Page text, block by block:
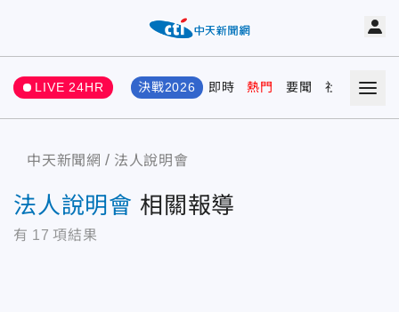
LIVE 24HR 決戰2026 即時 熱門 要聞 社會 娛樂
中天新聞網 法人說明會
法人說明會 相關報導
有 17 項結果